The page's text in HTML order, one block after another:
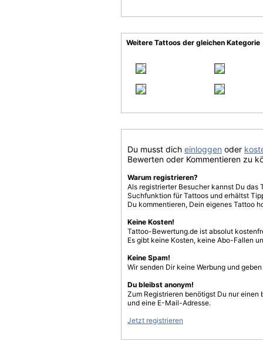
Weitere Tattoos der gleichen Kategorie
Du musst dich einloggen oder
Bewerten oder Kommentieren zu
Warum registrieren?
Als registrierter Besucher kannst Du
Suchfunktion für Tattoos und erhältst
Du kommentieren, Dein eigenes Tattoo
Keine Kosten!
Tattoo-Bewertung.de ist absolut
Es gibt keine Kosten, keine Abo-Fallen
Keine Spam!
Wir senden Dir keine Werbung und
Du bleibst anonym!
Zum Registrieren benötigst Du nur einen
und eine E-Mail-Adresse.
Jetzt registrieren